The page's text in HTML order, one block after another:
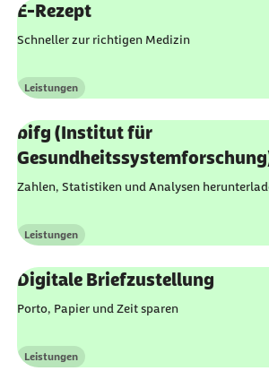
E-Rezept
Schneller zur richtigen Medizin
Kategorie
Leistungen
bifg (Institut für
Zahlen, Statistiken und Analysen
Kategorie
Leistungen
Digitale Briefzustellung
Porto, Papier und Zeit sparen
Kategorie
Leistungen